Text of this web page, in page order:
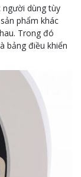
người dùng tùy
phẩm khác
Trong đó
bảng điều khiển